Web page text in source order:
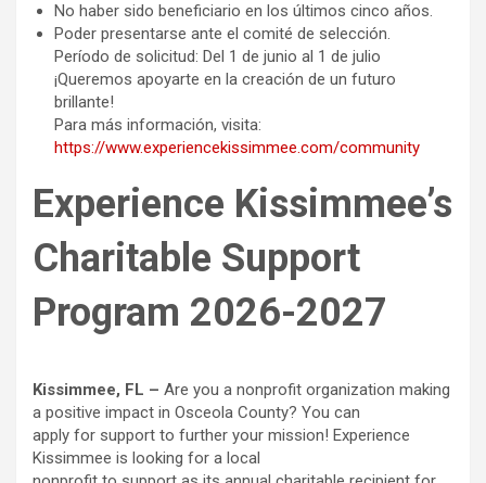
No haber sido beneficiario en los últimos cinco años.
Poder presentarse ante el comité de selección.
Período de solicitud: Del 1 de junio al 1 de julio
¡Queremos apoyarte en la creación de un futuro
brillante!
Para más información, visita:
https://www.experiencekissimmee.com/community
Experience Kissimmee’s
Charitable Support
Program 2026-2027
Kissimmee, FL – Are you a nonprofit organization making
a positive impact in Osceola County? You can
apply for support to further your mission! Experience
Kissimmee is looking for a local